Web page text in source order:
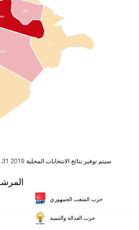
MER
ÇIL
DML
* سيتم توفير نتائج الانتخابات المحلية 2019 31 مارس من قبل وكالة الأناضول
حزب الشعب الجمهوري
حزب العدالة والتنمية